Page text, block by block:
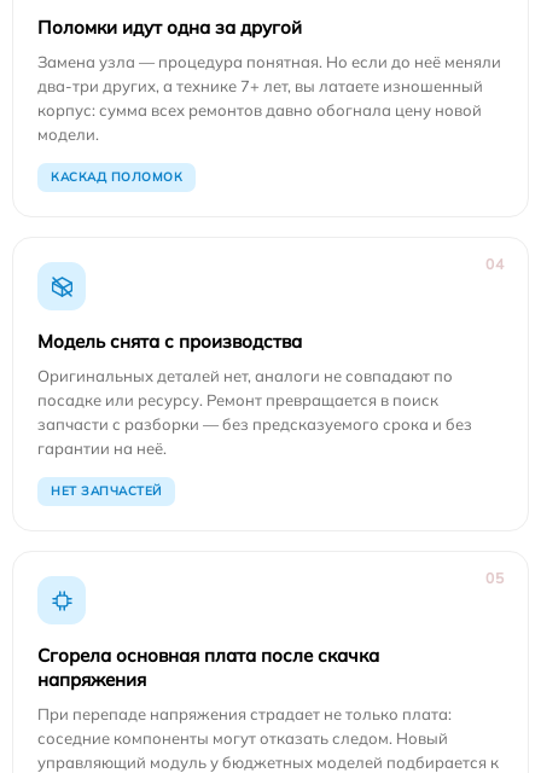
Поломки идут одна за другой
Замена узла — процедура понятная. Но если до неё меняли
два-три других, а технике 7+ лет, вы латаете изношенный
корпус: сумма всех ремонтов давно обогнала цену новой
модели.
КАСКАД ПОЛОМОК
04
Модель снята с производства
Оригинальных деталей нет, аналоги не совпадают по
посадке или ресурсу. Ремонт превращается в поиск
запчасти с разборки — без предсказуемого срока и без
гарантии на неё.
НЕТ ЗАПЧАСТЕЙ
05
Сгорела основная плата после скачка
напряжения
При перепаде напряжения страдает не только плата:
соседние компоненты могут отказать следом. Новый
управляющий модуль у бюджетных моделей подбирается к